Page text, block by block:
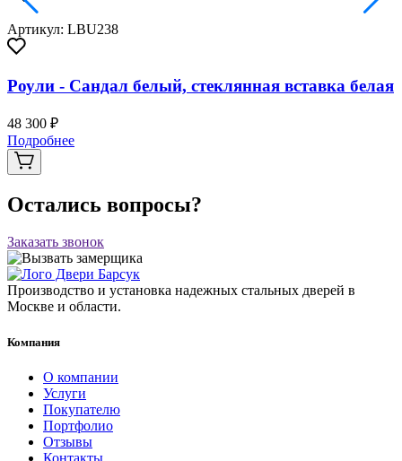
Артикул: LBU238
Роули - Сандал белый, стеклянная вставка белая
48 300 ₽
Подробнее
Остались вопросы?
Заказать звонок
Производство и установка надежных стальных дверей в
Москве и области.
Компания
О компании
Услуги
Покупателю
Портфолио
Отзывы
Контакты